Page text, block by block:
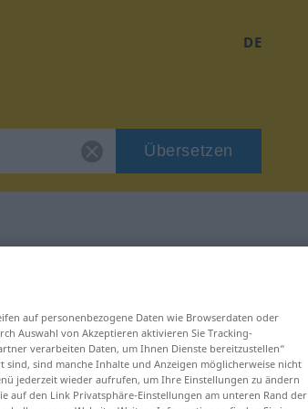
DE
Übersetzen
auf personenbezogene Daten wie Browserdaten oder
Auswahl von Akzeptieren aktivieren Sie Tracking-
verarbeiten Daten, um Ihnen Dienste bereitzustellen“
sind, sind manche Inhalte und Anzeigen möglicherweise nicht
jederzeit wieder aufrufen, um Ihre Einstellungen zu ändern
auf den Link Privatsphäre-Einstellungen am unteren Rand der